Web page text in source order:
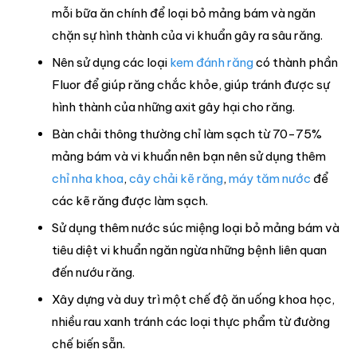
mỗi bữa ăn chính để loại bỏ mảng bám và ngăn
chặn sự hình thành của vi khuẩn gây ra sâu răng.
Nên sử dụng các loại kem đánh răngcó thành phần
Fluor để giúp răng chắc khỏe, giúp tránh được sự
hình thành của những axit gây hại cho răng.
Bàn chải thông thường chỉ làm sạch từ 70-75%
mảng bám và vi khuẩn nên bạn nên sử dụng thêm
chỉ nha khoa, cây chải kẽ răng, máy tăm nước để
các kẽ răng được làm sạch.
Sử dụng thêm nước súc miệng loại bỏ mảng bám và
tiêu diệt vi khuẩn ngăn ngừa những bệnh liên quan
đến nướu răng.
Xây dựng và duy trì một chế độ ăn uống khoa học,
nhiều rau xanh tránh các loại thực phẩm từ đường
chế biến sẵn.